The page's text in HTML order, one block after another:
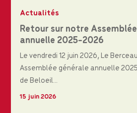
Actualités
Retour sur notre
annuelle 2025-2026
Le vendredi 12 juin 2026, Le
Assemblée générale annuelle
de Beloeil...
15 juin 2026